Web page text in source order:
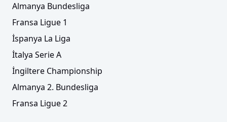
Almanya Bundesliga
Fransa Ligue 1
İspanya La Liga
İtalya Serie A
İngiltere Championship
Almanya 2. Bundesliga
Fransa Ligue 2